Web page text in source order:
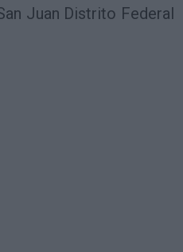
Juan Distrito Federal